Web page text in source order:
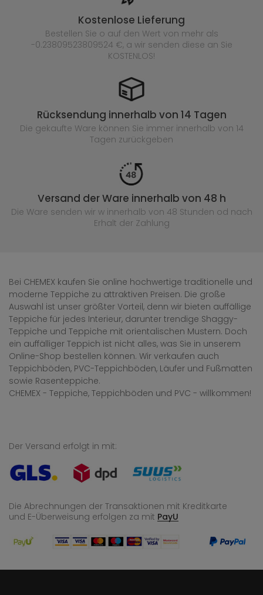
Kostenlose Lieferung
Bestellen Sie o auf den Wert von mehr als
-0.23809523809524 €, a wir senden diese an Sie
KOSTENLOS!
Rücksendung innerhalb von 14 Tagen
Die gekaufte Ware können Sie immer innerhalb von 14
Tagen zurückgeben
Versand der Ware innerhalb von 48 h
Die Ware senden wir w innerhalb von 48 Stunden od nach
Erhalt der Zahlung
Bei CHEMEX kaufen Sie online hochwertige traditionelle und
moderne Teppiche zu attraktiven Preisen. Die große
Auswahl ist unser größter Vorteil, denn wir bieten auffällige
Teppiche für jedes Interieur, darunter trendige Shaggy-
Teppiche und Teppiche mit orientalischen Mustern. Doch
ein auffälliger Teppich ist nicht alles, was Sie in unserem
Online-Shop bestellen können. Wir verkaufen auch
Teppichböden, PVC-Teppichböden, Läufer und Fußmatten
sowie Rasenteppiche.
CHEMEX - Teppiche, Teppichböden und PVC - willkommen!
Der Versand erfolgt in mit:
Die Abrechnungen der Transaktionen mit Kreditkarte
und E-Überweisung erfolgen za mit PayU